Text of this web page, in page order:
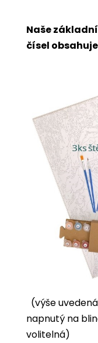
Naše
čísel
(výše
napnutý na
volitelná)